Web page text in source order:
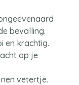
bevalling.
en krachtig.
op je
vetertje.